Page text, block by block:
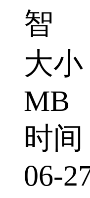
智
大小
MB
时间
06-